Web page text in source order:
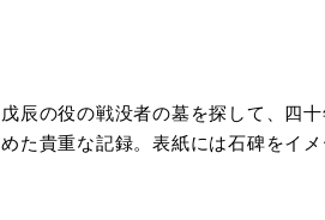
戊辰の役の戦没者の墓を探して、四
めた貴重な記録。表紙には石碑をイ